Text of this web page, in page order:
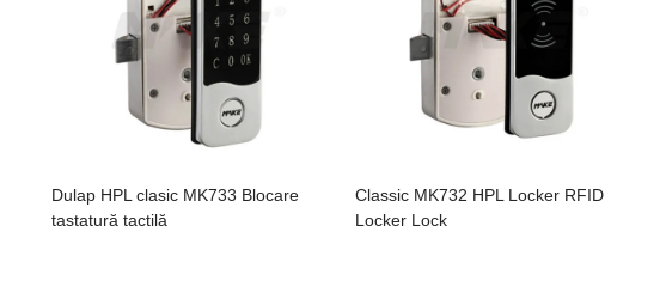
Dulap HPL clasic MK733 Blocare
tastatură tactilă
Classic MK732 HPL Locker RFID
Locker Lock